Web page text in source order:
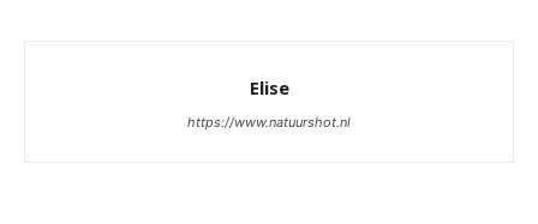
Elise
https://www.natuurshot.nl